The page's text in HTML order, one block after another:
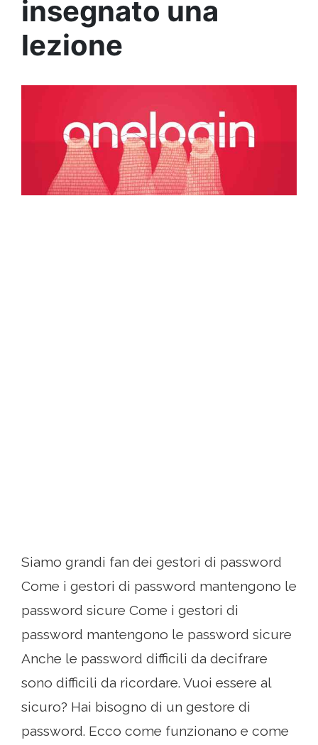
insegnato una
lezione
Siamo grandi fan dei gestori di password
Come i gestori di password mantengono le
password sicure Come i gestori di
password mantengono le password sicure
Anche le password difficili da decifrare
sono difficili da ricordare. Vuoi essere al
sicuro? Hai bisogno di un gestore di
password. Ecco come funzionano e come